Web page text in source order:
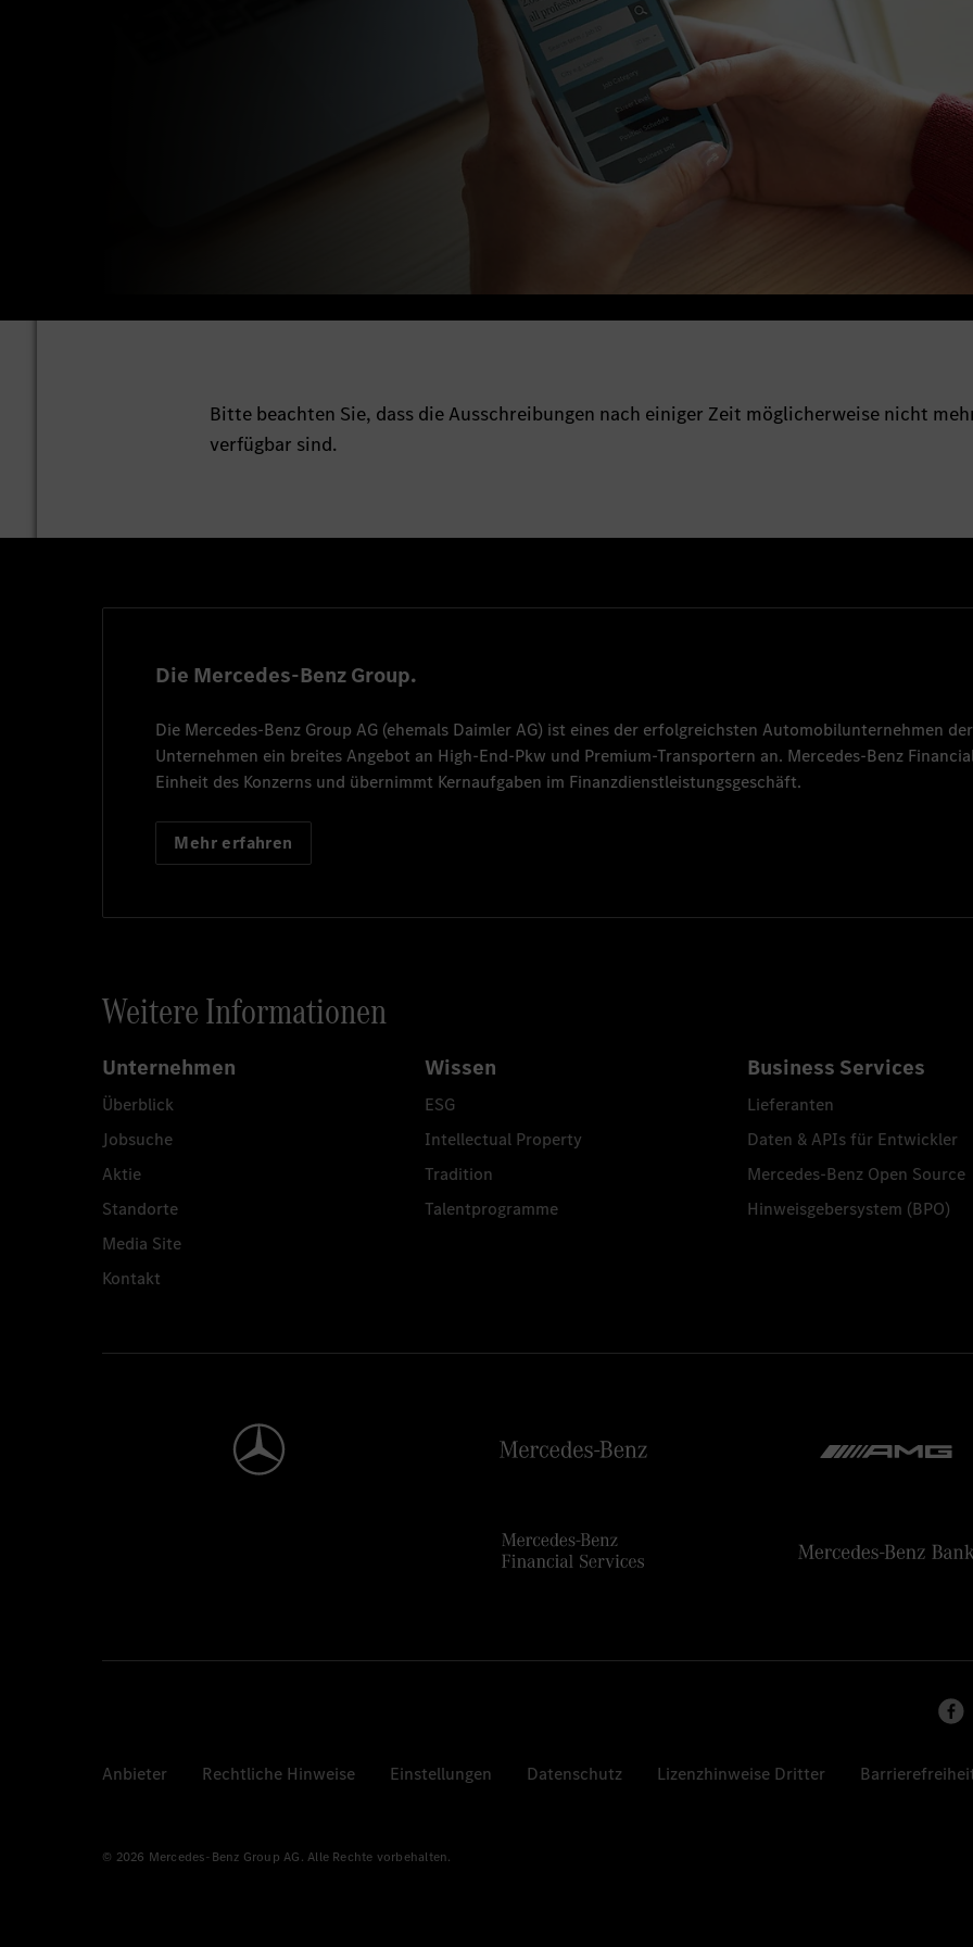
Bitte beachten Sie, dass die Ausschreibungen nach einiger Zeit möglicherweise nicht
verfügbar sind.
Die Mercedes-Benz Group.
Die Mercedes-Benz Group AG (ehemals Daimler AG) ist eines der erfolgreichsten Automobilunternehmen
Unternehmen ein breites Angebot an High-End-Pkw und Premium-Transportern an. Mercedes-Benz
Einheit des Konzerns und übernimmt Kernaufgaben im Finanzdienstleistungsgeschäft.
Mehr erfahren
Weitere Informationen
Unternehmen
Überblick
Jobsuche
Aktie
Standorte
Media Site
Kontakt
Wissen
ESG
Intellectual Property
Tradition
Talentprogramme
Business Services
Lieferanten
Daten & APIs für Entwickler
Mercedes-Benz Open Source
Hinweisgebersystem (BPO)
Anbieter Rechtliche Hinweise Einstellungen Datenschutz Lizenzhinweise Dritter
© 2026 Mercedes-Benz Group AG. Alle Rechte vorbehalten.